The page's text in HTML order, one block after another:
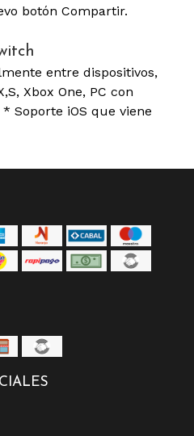
botón Compartir.
entre dispositivos,
Xbox One, PC con
Soporte iOS que viene